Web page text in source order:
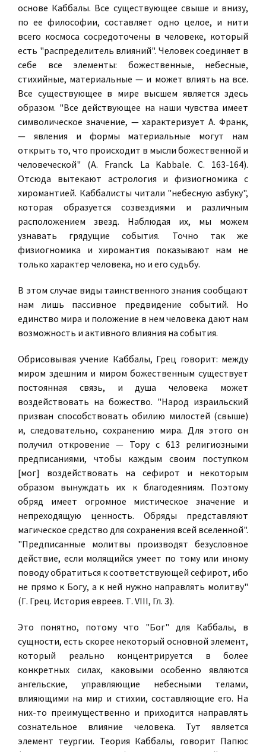
основе Каббалы. Все существующее свыше и внизу,
по ее философии, составляет одно целое, и нити
всего космоса сосредоточены в человеке, который
есть "распределитель влияний". Человек соединяет в
себе все элементы: божественные, небесные,
стихийные, материальные — и может влиять на все.
Все существующее в мире высшем является здесь
образом. "Все действующее на наши чувства имеет
символическое значение, — характеризует А. Франк,
— явления и формы материальные могут нам
открыть то, что происходит в мысли божественной и
человеческой" (A. Franck. La Kabbale. C. 163-164).
Отсюда вытекают астрология и физиогномика с
хиромантией. Каббалисты читали "небесную азбуку",
которая образуется созвездиями и различным
расположением звезд. Наблюдая их, мы можем
узнавать грядущие события. Точно так же
физиогномика и хиромантия показывают нам не
только характер человека, но и его судьбу.
В этом случае виды таинственного знания сообщают
нам лишь пассивное предвидение событий. Но
единство мира и положение в нем человека дают нам
возможность и активного влияния на события.
Обрисовывая учение Каббалы, Грец говорит: между
миром здешним и миром божественным существует
постоянная связь, и душа человека может
воздействовать на божество. "Народ израильский
призван способствовать обилию милостей (свыше)
и, следовательно, сохранению мира. Для этого он
получил откровение — Тору с 613 религиозными
предписаниями, чтобы каждым своим поступком
[мог] воздействовать на сефирот и некоторым
образом вынуждать их к благодеяниям. Поэтому
обряд имеет огромное мистическое значение и
непреходящую ценность. Обряды представляют
магическое средство для сохранения всей вселенной".
"Предписанные молитвы производят безусловное
действие, если молящийся умеет по тому или иному
поводу обратиться к соответствующей сефирот, ибо
не прямо к Богу, а к ней нужно направлять молитву"
(Г. Грец. История евреев. Т. VIII, Гл. 3).
Это понятно, потому что "Бог" для Каббалы, в
сущности, есть скорее некоторый основной элемент,
который реально концентрируется в более
конкретных силах, каковыми особенно являются
ангельские, управляющие небесными телами,
влияющими на мир и стихии, составляющие его. На
них-то преимущественно и приходится направлять
сознательное влияние человека. Тут является
элемент теургии. Теория Каббалы, говорит Папюс